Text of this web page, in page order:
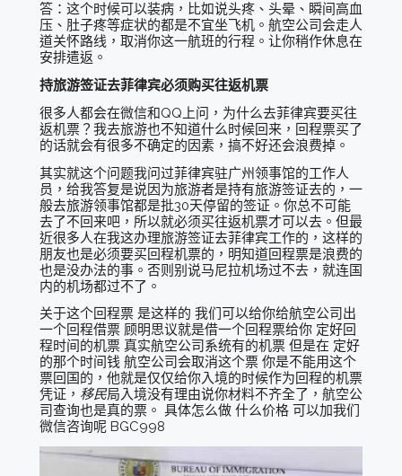
答：这个时候可以装病，比如说头疼、头晕、瞬间高血
压、肚子疼等症状的都是不宜坐飞机。航空公司会走人
道关怀路线，取消你这一航班的行程。让你稍作休息在
安排遣返。
持旅游签证去菲律宾必须购买往返机票
很多人都会在微信和QQ上问，为什么去菲律宾要买往
返机票？我去旅游也不知道什么时候回来，回程票买了
的话就会有很多不确定的因素，搞不好还会浪费掉。
其实就这个问题我问过菲律宾驻广州领事馆的工作人
员，给我答复是说因为旅游者是持有旅游签证去的，一
般去旅游领事馆都是批30天停留的签证。你总不可能
去了不回来吧，所以就必须买往返机票才可以去。但最
近很多人在我这办理旅游签证去菲律宾工作的，这样的
朋友也是必须要买回程机票的，明知道回程票是浪费的
也是没办法的事。否则别说马尼拉机场过不去，就连国
内的机场都过不了。
关于这个回程票 是这样的 我们可以给你给航空公司出
一个回程借票 顾明思议就是借一个回程票给你 定好回
程时间的机票 真实航空公司系统有的机票 但是在 定好
的那个时间钱 航空公司会取消这个票 你是不能用这个
票回国的，他就是仅仅给你入境的时候作为回程的机票
凭证， 移民局入境没有理由说你材料不齐全了，航空公
司查询也是真的票。 具体怎么做 什么价格 可以加我们
微信咨询呢 BGC998